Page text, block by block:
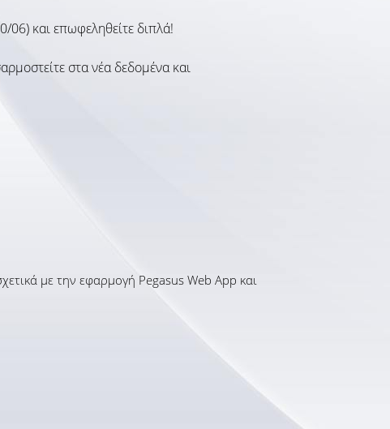
και επωφεληθείτε διπλά!
στα νέα δεδομένα και
με την εφαρμογή Pegasus Web App και